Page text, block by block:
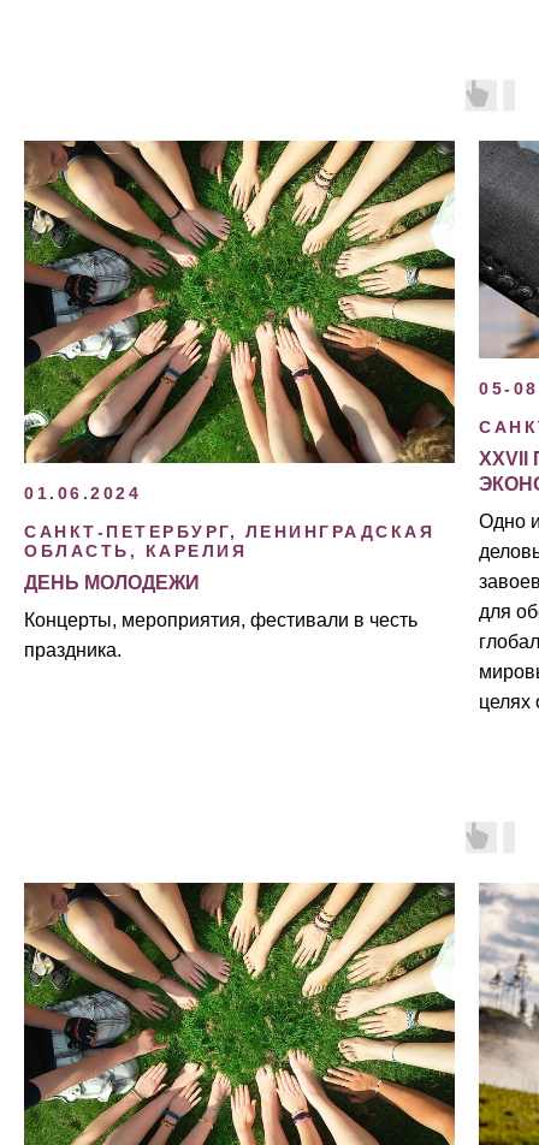
01.06.2024
САНКТ-ПЕТЕРБУРГ, ЛЕНИНГРАДСКАЯ
ОБЛАСТЬ, КАРЕЛИЯ
ДЕНЬ МОЛОДЕЖИ
Концерты, мероприятия, фестивали в честь
праздника.
05-
Одно
для
целях